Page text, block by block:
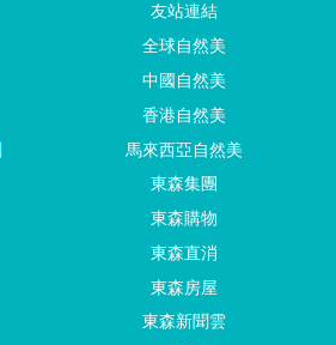
友站連結
全球自然美
中國自然美
香港自然美
馬來西亞自然美
東森集團
東森購物
東森直消
東森房屋
東森新聞雲